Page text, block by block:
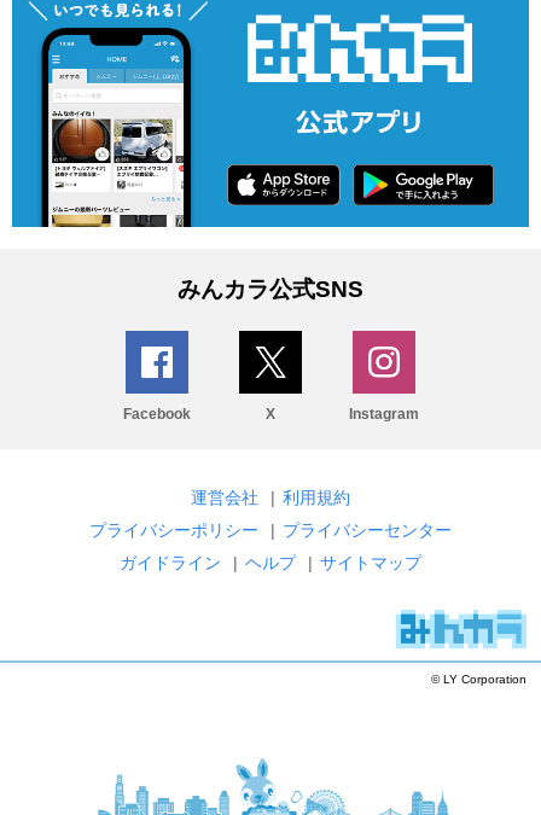
みんカラ公式SNS
Facebook X Instagram
運営会社 | 利用規約
プライバシーポリシー
| プライバシーセンター
ガイドライン
| ヘルプ | サイトマップ
© LY Corporation